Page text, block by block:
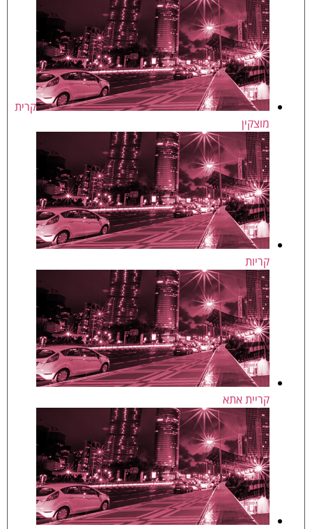
קרית
מוצקין
קריות
קריית אתא